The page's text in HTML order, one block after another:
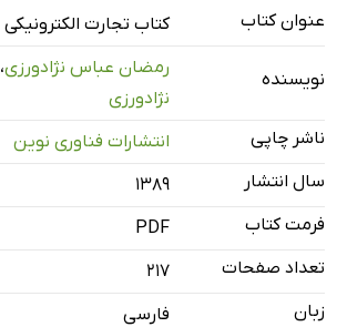
فصل سوم: بازارهای الکترونیکی
فصل پنجم: سیستم‌های پرداخت الکترونیکی
فصل هفتم: تجارت سیاه
فصل هشتم: پیاده‌سازی تجارت الکترونیک
پاسخ تست چهارگزینه‌ای
منابع
عنوان کتاب کتاب تجارت الکترونیکی
نویسنده
رمضان عباس نژادورزی،
نژادورزی
ناشر چاپی
انتشارات فناوری نوین
سال انتشار
۱۳۸۹
فرمت کتاب
PDF
تعداد صفحات
217
زبان
فارسی